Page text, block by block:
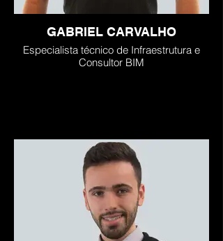
GABRIEL CARVALHO
Especialista técnico de Infraestrutura e
Consultor BIM